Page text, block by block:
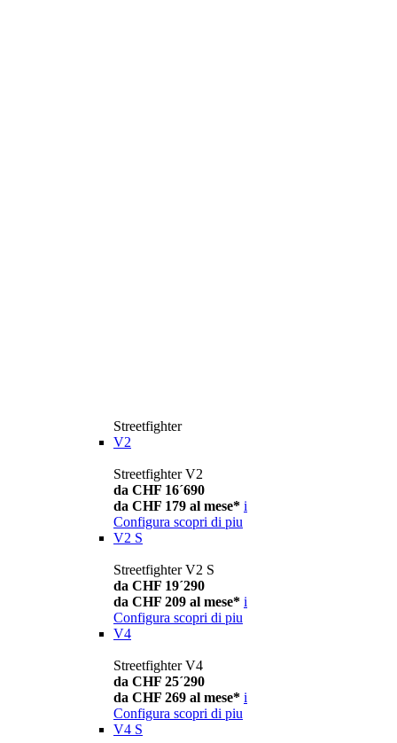
Streetfighter
V2
Streetfighter V2
da CHF 16´690
da CHF 179 al mese* i
Configura scopri di piu
V2 S
Streetfighter V2 S
da CHF 19´290
da CHF 209 al mese* i
Configura scopri di piu
V4
Streetfighter V4
da CHF 25´290
da CHF 269 al mese* i
Configura scopri di piu
V4 S